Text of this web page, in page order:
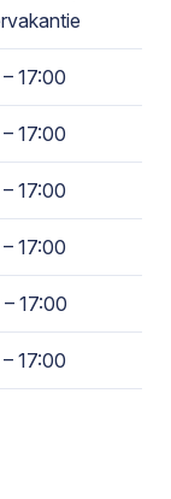
17:00
17:00
17:00
17:00
17:00
17:00